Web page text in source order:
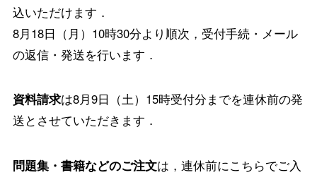
込いただけます．
8月18日（月）10時30分より順次，受付手続・メール
の返信・発送を行います．
資料請求は8月9日（土）15時受付分までを連休前の発
送とさせていただきます．
問題集・書籍などのご注文は，連休前にこちらでご入